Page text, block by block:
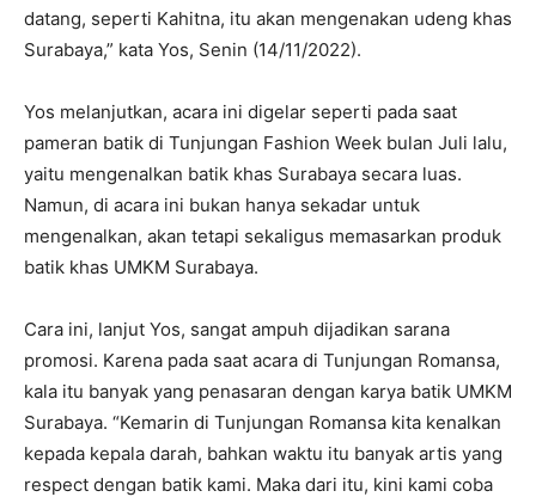
datang, seperti Kahitna, itu akan mengenakan udeng khas
Surabaya,” kata Yos, Senin (14/11/2022).
Yos melanjutkan, acara ini digelar seperti pada saat
pameran batik di Tunjungan Fashion Week bulan Juli lalu,
yaitu mengenalkan batik khas Surabaya secara luas.
Namun, di acara ini bukan hanya sekadar untuk
mengenalkan, akan tetapi sekaligus memasarkan produk
batik khas UMKM Surabaya.
Cara ini, lanjut Yos, sangat ampuh dijadikan sarana
promosi. Karena pada saat acara di Tunjungan Romansa,
kala itu banyak yang penasaran dengan karya batik UMKM
Surabaya. “Kemarin di Tunjungan Romansa kita kenalkan
kepada kepala darah, bahkan waktu itu banyak artis yang
respect dengan batik kami. Maka dari itu, kini kami coba